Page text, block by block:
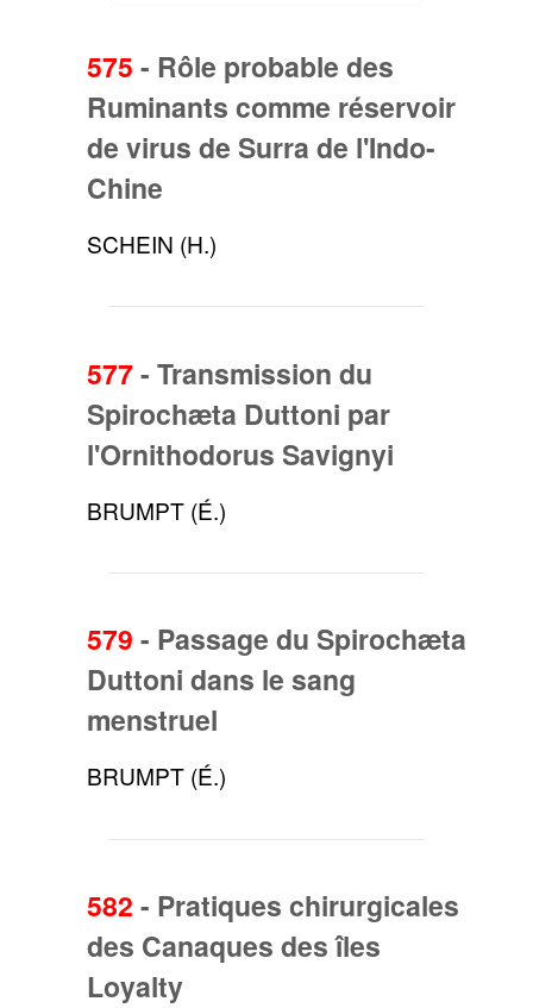
575 - Rôle probable des
Ruminants comme réservoir
de virus de Surra de l'Indo-
Chine
SCHEIN (H.)
577-Transmission du
Spirochæta Duttoni par
l'Ornithodorus Savignyi
BRUMPT (É.)
579 - Passage du Spirochæta
Duttoni dans le sang
menstruel
BRUMPT (É.)
582 - Pratiques chirurgicales
des Canaques des îles
Loyalty